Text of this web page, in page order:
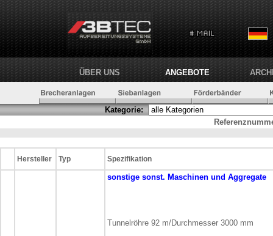
ÜBER UNS ANGEBOTE
Kategorie:
Hersteller Typ Spezifikation
sonstige sonst. Maschinen und Aggregate
Tunnelröhre 92 m/Durchmesser 3000 mm